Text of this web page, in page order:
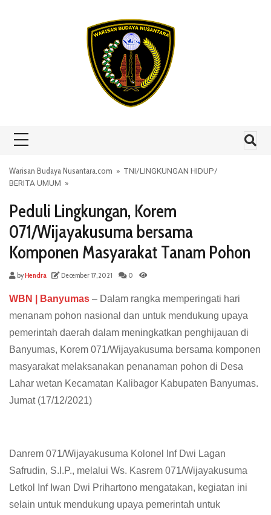
Warisan Budaya Nusantara.com » TNI/LINGKUNGAN HIDUP/
BERITA UMUM »
Peduli Lingkungan, Korem
071/Wijayakusuma bersama
Komponen Masyarakat Tanam Pohon
byHendra December 17, 2021 0
WBN | Banyumas – Dalam rangka memperingati hari
menanam pohon nasional dan untuk mendukung upaya
pemerintah daerah dalam meningkatkan penghijauan di
Banyumas, Korem 071/Wijayakusuma bersama komponen
masyarakat melaksanakan penanaman pohon di Desa
Lahar wetan Kecamatan Kalibagor Kabupaten Banyumas.
Jumat (17/12/2021)
Danrem 071/Wijayakusuma Kolonel Inf Dwi Lagan
Safrudin, S.I.P., melalui Ws. Kasrem 071/Wijayakusuma
Letkol Inf Iwan Dwi Prihartono mengatakan, kegiatan ini
selain untuk mendukung upaya pemerintah untuk